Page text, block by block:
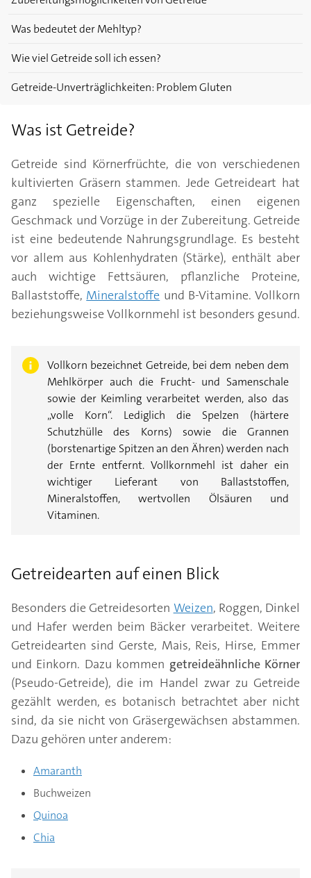
Was bedeutet der Mehltyp?
Wie viel Getreide soll ich essen?
Getreide-Unverträglichkeiten: Problem Gluten
Was ist Getreide?
Getreide sind Körnerfrüchte, die von verschiedenen
kultivierten Gräsern stammen. Jede Getreideart hat
ganz spezielle Eigenschaften, einen eigenen
Geschmack und Vorzüge in der Zubereitung. Getreide
ist eine bedeutende Nahrungsgrundlage. Es besteht
vor allem aus Kohlenhydraten (Stärke), enthält aber
auch wichtige Fettsäuren, pflanzliche Proteine,
Ballaststoffe, Mineralstoffe und B-Vitamine. Vollkorn
beziehungsweise Vollkornmehl ist besonders gesund.
Vollkorn bezeichnet Getreide, bei dem neben dem
Mehlkörper auch die Frucht- und Samenschale
sowie der Keimling verarbeitet werden, also das
„volle Korn“. Lediglich die Spelzen (härtere
Schutzhülle des Korns) sowie die Grannen
(borstenartige Spitzen an den Ähren) werden nach
der Ernte entfernt. Vollkornmehl ist daher ein
wichtiger Lieferant von Ballaststoffen,
Mineralstoffen, wertvollen Ölsäuren und
Vitaminen.
Getreidearten auf einen Blick
Besonders die Getreidesorten Weizen, Roggen, Dinkel
und Hafer werden beim Bäcker verarbeitet. Weitere
Getreidearten sind Gerste, Mais, Reis, Hirse, Emmer
und Einkorn. Dazu kommen getreideähnliche Körner
(Pseudo-Getreide), die im Handel zwar zu Getreide
gezählt werden, es botanisch betrachtet aber nicht
sind, da sie nicht von Gräsergewächsen abstammen.
Dazu gehören unter anderem:
Amaranth
Buchweizen
Quinoa
Chia